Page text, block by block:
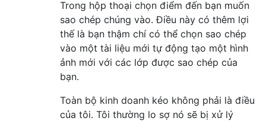
Trong hộp thoại chọn điểm đến bạn muốn
sao chép chúng vào. Điều này có thêm lợi
thế là bạn thậm chí có thể chọn sao chép
vào một tài liệu mới tự động tạo một hình
ảnh mới với các lớp được sao chép của
bạn.
Toàn bộ kinh doanh kéo không phải là điều
của tôi. Tôi thường lo sợ nó sẽ bị xử lý